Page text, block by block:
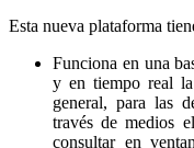
Esta nueva plataforma
Funciona en una
y en tiempo real
general, para las
través de medios
consultar en